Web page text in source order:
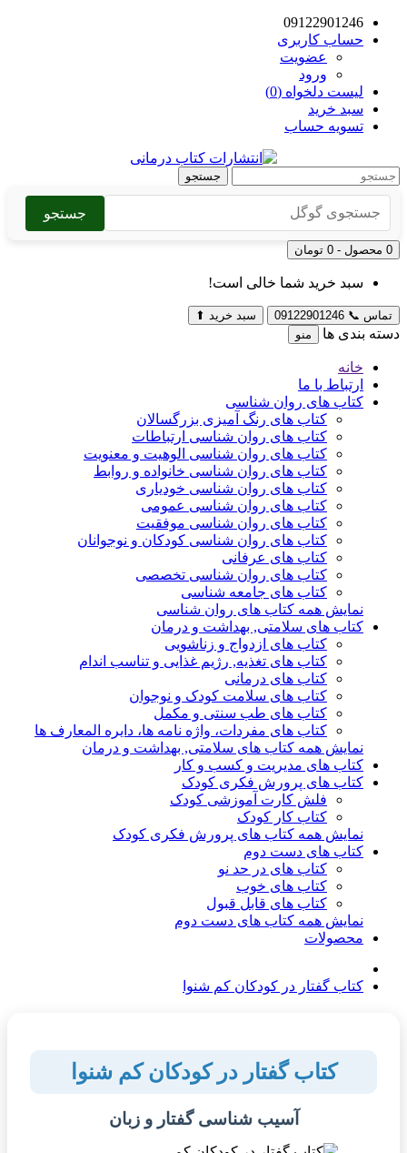
09122901246
حساب کاربری
عضویت
ورود
لیست دلخواه (0)
سبد خرید
تسویه حساب
جستجو
جستجو
0 محصول - 0 تومان
سبد خرید شما خالی است!
تماس 📞
09122901246 سبد خرید ⬆
دسته بندی ها منو
خانه
ارتباط با ما
کتاب های روان شناسی
کتاب های رنگ آمیزی بزرگسالان
کتاب های روان شناسی ارتباطات
کتاب های روان شناسی الوهیت و معنویت
کتاب های روان شناسی خانواده و روابط
کتاب های روان شناسی خودیاری
کتاب های روان شناسی عمومی
کتاب های روان شناسی موفقیت
کتاب های روان شناسی کودکان و نوجوانان
کتاب های عرفانی
کتاب های روان شناسی تخصصی
کتاب های جامعه شناسی
نمایش همه کتاب های روان شناسی
کتاب های سلامتی, بهداشت و درمان
کتاب های ازدواج و زناشویی
کتاب های تغذیه, رژیم غذایی و تناسب اندام
کتاب های درمانی
کتاب های سلامت کودک و نوجوان
کتاب های طب سنتی و مکمل
کتاب های مفردات، واژه نامه ها، دایره المعارف ها
نمایش همه کتاب های سلامتی, بهداشت و درمان
کتاب های مدیریت و کسب و کار
کتاب های پرورش فکری کودک
فلش کارت آموزشی کودک
کتاب کار کودک
نمایش همه کتاب های پرورش فکری کودک
کتاب های دست دوم
کتاب های در حد نو
کتاب های خوب
کتاب های قابل قبول
نمایش همه کتاب های دست دوم
محصولات
کتاب گفتار در کودکان کم شنوا
کتاب گفتار در کودکان کم شنوا
آسیب شناسی گفتار و زبان